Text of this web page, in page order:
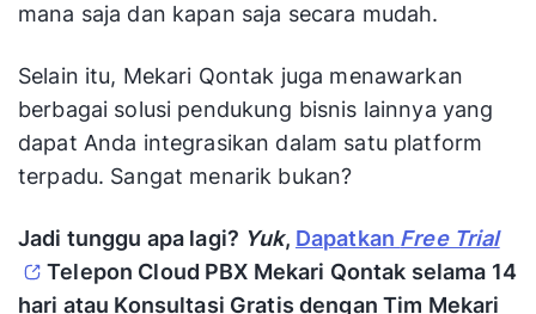
mana saja dan kapan saja secara mudah.
Selain itu, Mekari Qontak juga menawarkan
berbagai solusi pendukung bisnis lainnya yang
dapat Anda integrasikan dalam satu platform
terpadu. Sangat menarik bukan?
Jadi tunggu apa lagi? Yuk, Dapatkan Free Trial
Telepon Cloud PBX Mekari Qontak selama 14
hari atau Konsultasi Gratis dengan Tim Mekari